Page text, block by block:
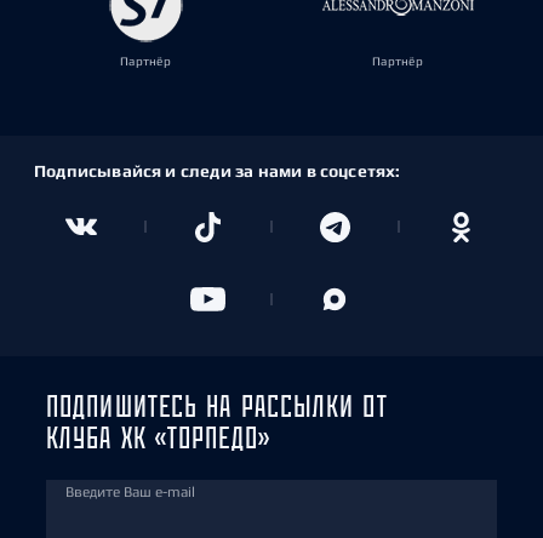
Партнёр Партнёр
Подписывайся и следи за нами в соцсетях:
ПОДПИШИТЕСЬ НА РАССЫЛКИ ОТ
КЛУБА ХК «ТОРПЕДО»
Введите Ваш e-mail